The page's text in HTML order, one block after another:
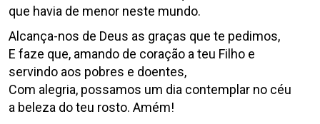
que havia de menor neste mundo.
Alcança-nos de Deus as graças que te pedimos,
E faze que, amando de coração a teu Filho e
servindo aos pobres e doentes,
Com alegria, possamos um dia contemplar no céu
a beleza do teu rosto. Amém!